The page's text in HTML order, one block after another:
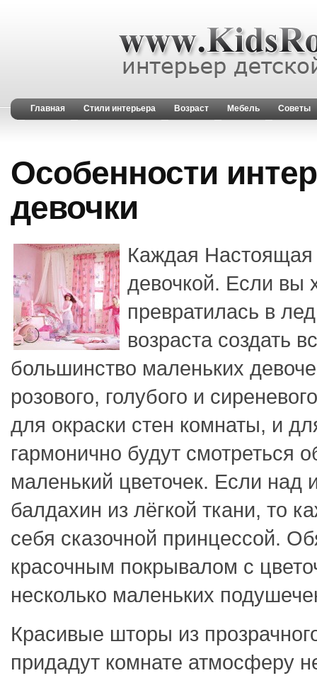
Главная Стили интерьера Возраст Мебель Советы
Особенности
девочки
Каждая
девочкой. Если вы
превратилась в
возраста создать
большинство маленьких
розового, голубого и
для окраски стен комнаты, и
гармонично будут смотреться
маленький цветочек. Если над
балдахин из лёгкой ткани, то
себя сказочной принцессой.
красочным покрывалом с
несколько маленьких
Красивые шторы из
придадут комнате атмосферу